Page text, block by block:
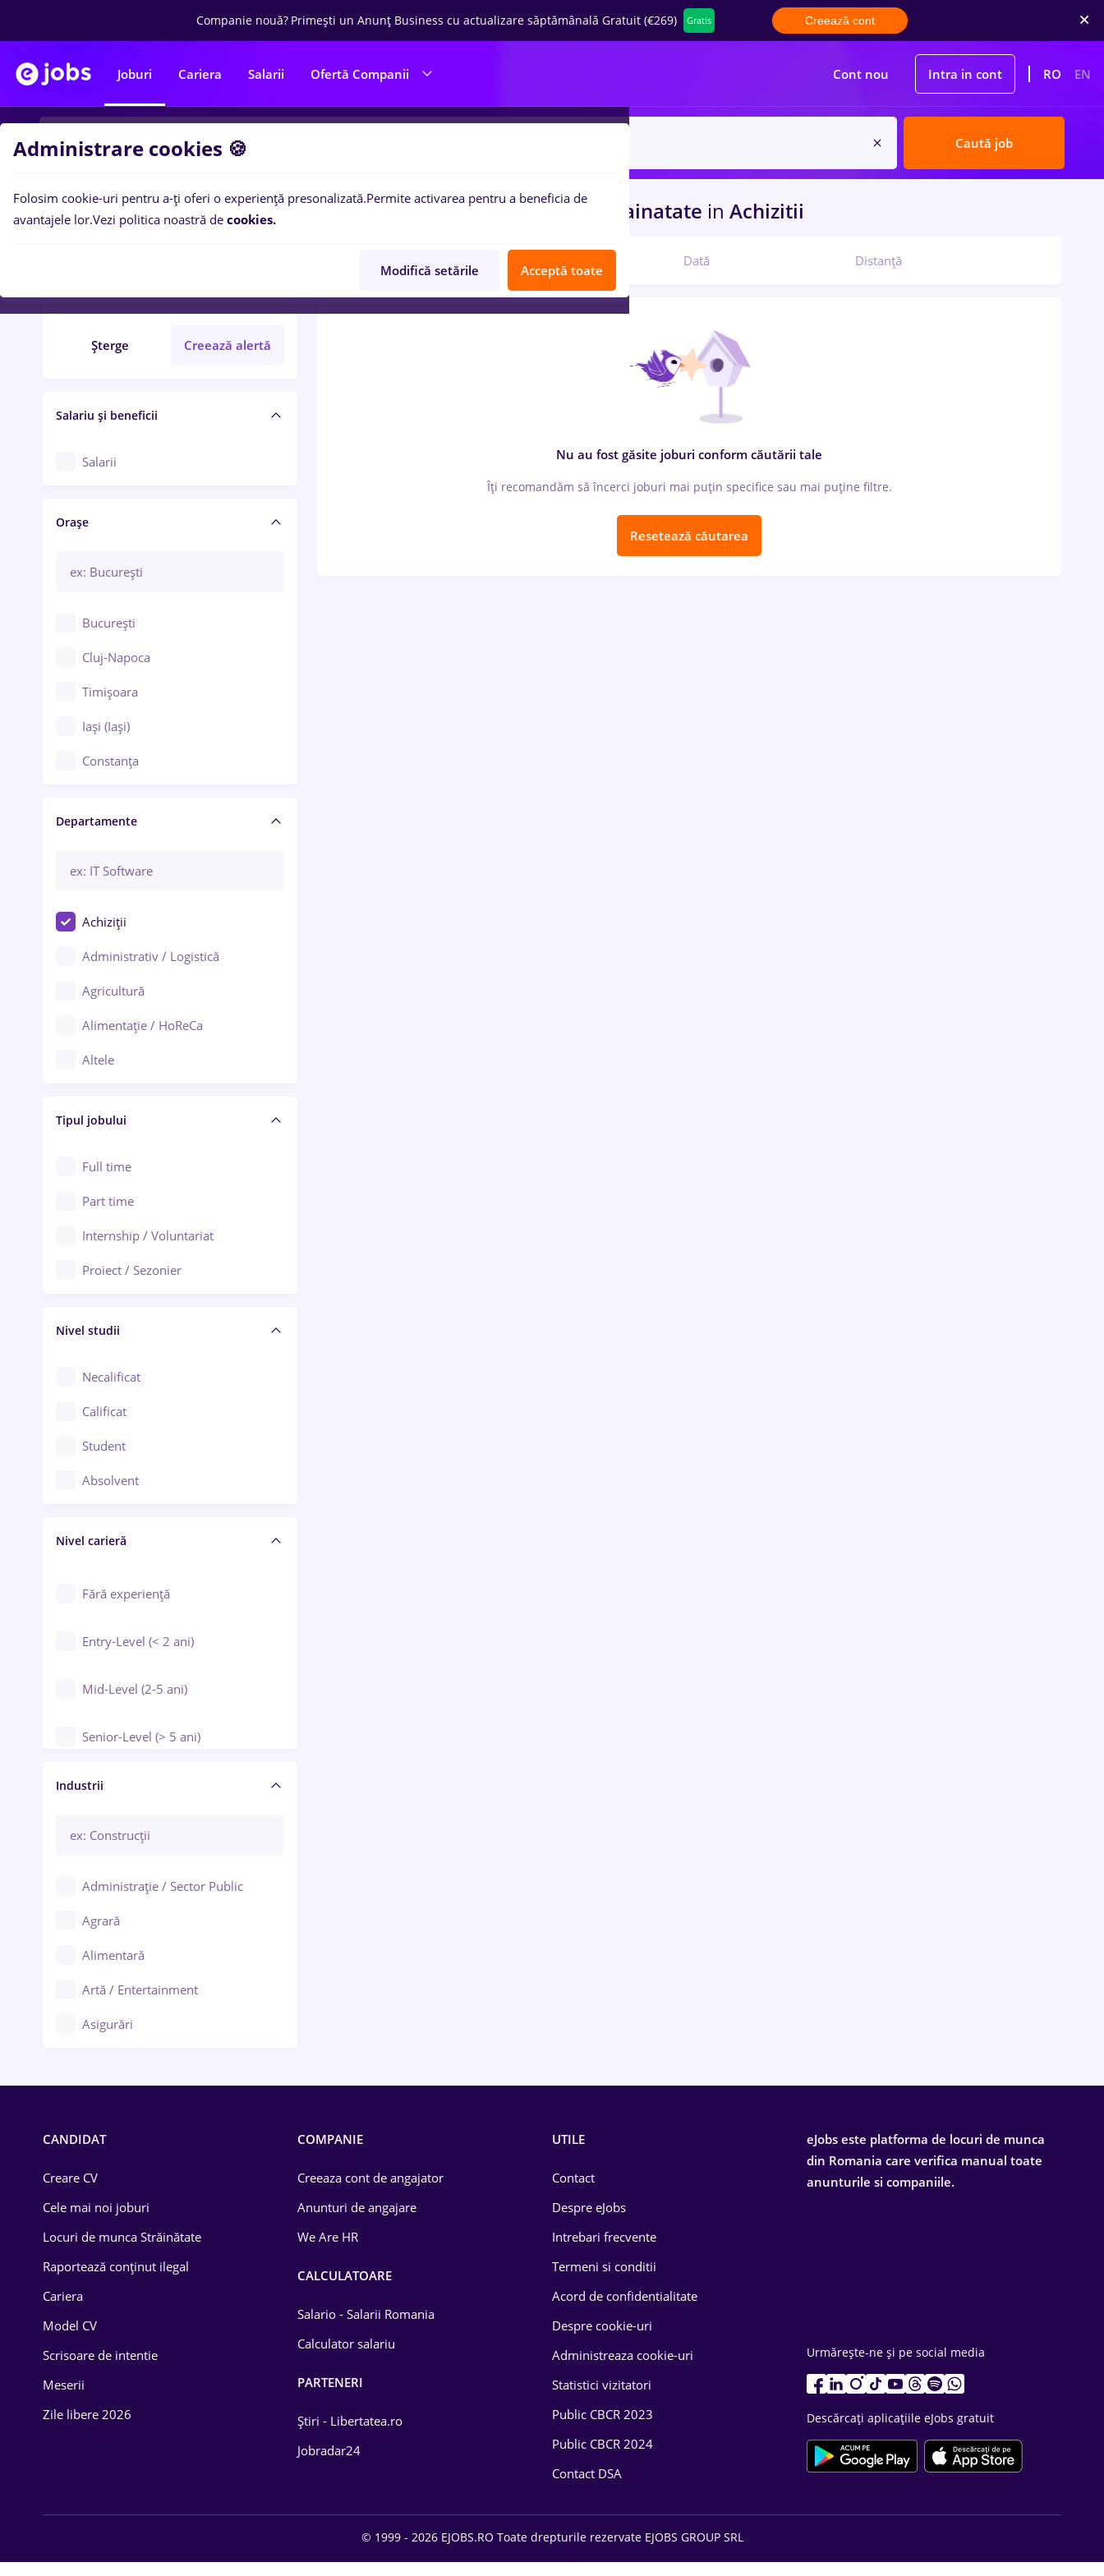
Companie nouă? Primești un Anunț Business cu actualizare săptămânală Gratuit (€269) Gratis Creează cont
Joburi Cariera Salarii Ofertă Companii Cont nou Intra in cont RO EN
Caută job
Filtre
Șterge Creează alertă
Salariu și beneficii
Salarii
Orașe
București
Cluj-Napoca
Timișoara
Iași (Iași)
Constanța
Brașov
Bacău
Galați (Galați)
Ploiești
Arad
Baia Mare
Bârlad
Bistrița (Bistrița-Năsăud)
Departamente
Achiziții
Administrativ / Logistică
Agricultură
Alimentație / HoReCa
Altele
Asigurări
Au pair / Babysitter / Curățenie
Audit / Consultanță
Auto / Echipamente
Automatizări
Cercetare - dezvoltare
Chimie / Biochimie
Confecții / Design vestimentar
Construcții / Instalații
Controlul calității
Educație / Training / Arte
Tipul jobului
Full time
Part time
Internship / Voluntariat
Proiect / Sezonier
Nivel studii
Necalificat
Calificat
Student
Absolvent
Nivel carieră
Fără experiență
Entry-Level (< 2 ani)
Mid-Level (2-5 ani)
Senior-Level (> 5 ani)
Manager / Executiv
Industrii
Administrație / Sector Public
Agrară
Alimentară
Artă / Entertainment
Asigurări
Drept
Educație / Training
Energetică
Farma
0locuri de muncamanagerin Strainatate in Achizitii
Dată Distanță
Nu au fost găsite joburi conform căutării tale
Îți recomandăm să încerci joburi mai puțin specifice sau mai puține filtre.
Resetează căutarea
CANDIDAT
Creare CV
Cele mai noi joburi
Locuri de munca Străinătate
Raportează conținut ilegal
Cariera
Model CV
Scrisoare de intentie
Meserii
Zile libere 2026
COMPANIE
Creeaza cont de angajator
Anunturi de angajare
We Are HR
CALCULATOARE
Salario - Salarii Romania
Calculator salariu
PARTENERI
Știri - Libertatea.ro
Jobradar24
UTILE
Contact
Despre eJobs
Intrebari frecvente
Termeni si conditii
Acord de confidentialitate
Despre cookie-uri
Administreaza cookie-uri
Statistici vizitatori
Public CBCR 2023
Public CBCR 2024
Contact DSA
eJobs este platforma de locuri de munca
din Romania care verifica manual toate
anunturile si companiile.
Urmărește-ne și pe social media
Descărcați aplicațiile eJobs gratuit
© 1999 - 2026 EJOBS.RO Toate drepturile rezervate EJOBS GROUP SRL
Administrare cookies 🍪
Folosim cookie-uri pentru a-ți oferi o experiență presonalizată.Permite activarea pentru a beneficia de
avantajele lor.Vezi politica noastră de cookies.
Modifică setările Acceptă toate